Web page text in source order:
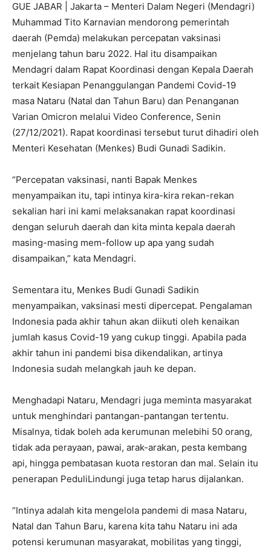
GUE JABAR | Jakarta – Menteri Dalam Negeri (Mendagri)
Muhammad Tito Karnavian mendorong pemerintah
daerah (Pemda) melakukan percepatan vaksinasi
menjelang tahun baru 2022. Hal itu disampaikan
Mendagri dalam Rapat Koordinasi dengan Kepala Daerah
terkait Kesiapan Penanggulangan Pandemi Covid-19
masa Nataru (Natal dan Tahun Baru) dan Penanganan
Varian Omicron melalui Video Conference, Senin
(27/12/2021). Rapat koordinasi tersebut turut dihadiri oleh
Menteri Kesehatan (Menkes) Budi Gunadi Sadikin.
“Percepatan vaksinasi, nanti Bapak Menkes
menyampaikan itu, tapi intinya kira-kira rekan-rekan
sekalian hari ini kami melaksanakan rapat koordinasi
dengan seluruh daerah dan kita minta kepala daerah
masing-masing mem-follow up apa yang sudah
disampaikan,” kata Mendagri.
Sementara itu, Menkes Budi Gunadi Sadikin
menyampaikan, vaksinasi mesti dipercepat. Pengalaman
Indonesia pada akhir tahun akan diikuti oleh kenaikan
jumlah kasus Covid-19 yang cukup tinggi. Apabila pada
akhir tahun ini pandemi bisa dikendalikan, artinya
Indonesia sudah melangkah jauh ke depan.
Menghadapi Nataru, Mendagri juga meminta masyarakat
untuk menghindari pantangan-pantangan tertentu.
Misalnya, tidak boleh ada kerumunan melebihi 50 orang,
tidak ada perayaan, pawai, arak-arakan, pesta kembang
api, hingga pembatasan kuota restoran dan mal. Selain itu
penerapan PeduliLindungi juga tetap harus dijalankan.
“Intinya adalah kita mengelola pandemi di masa Nataru,
Natal dan Tahun Baru, karena kita tahu Nataru ini ada
potensi kerumunan masyarakat, mobilitas yang tinggi,